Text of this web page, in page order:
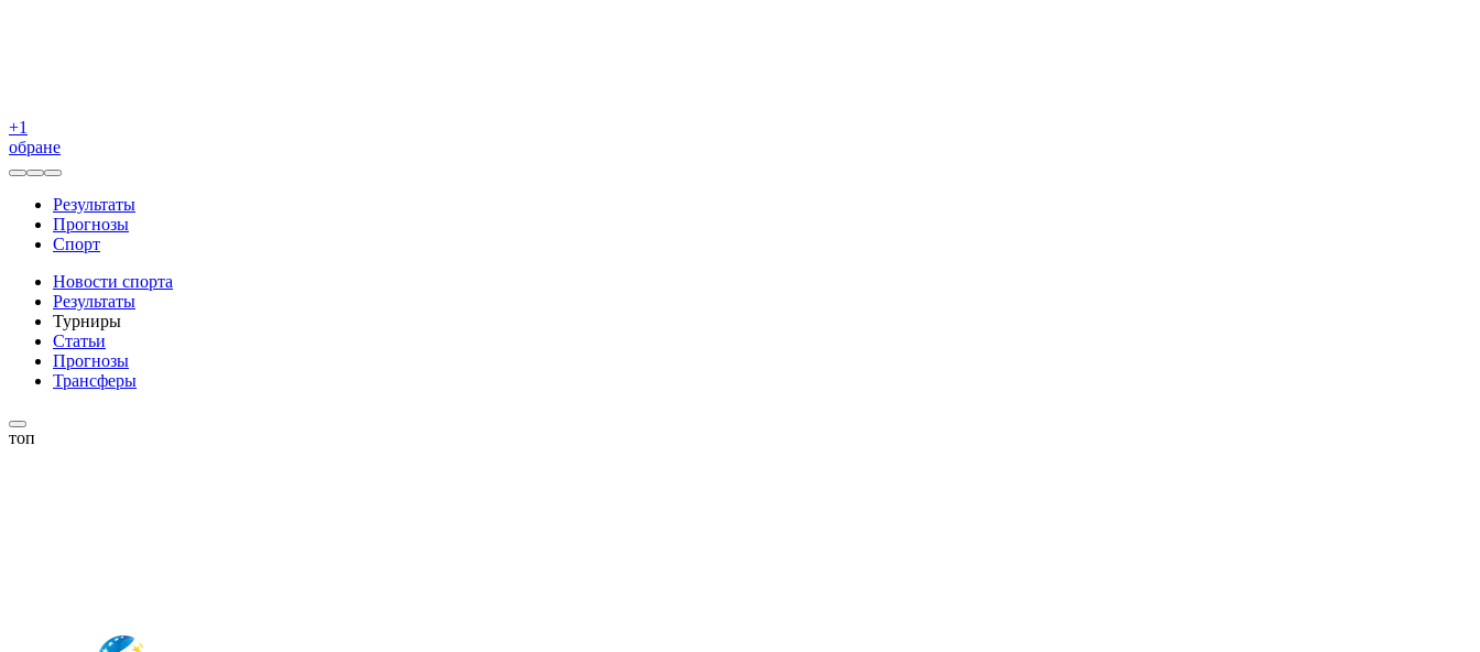
+1
обране
Результаты
Прогнозы
Спорт
Новости спорта
Результаты
Турниры
Статьи
Прогнозы
Трансферы
топ